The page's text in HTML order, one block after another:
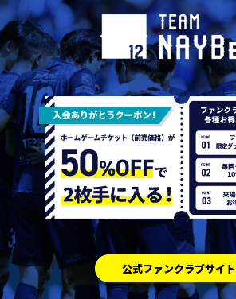
公式ファンクラブサイト